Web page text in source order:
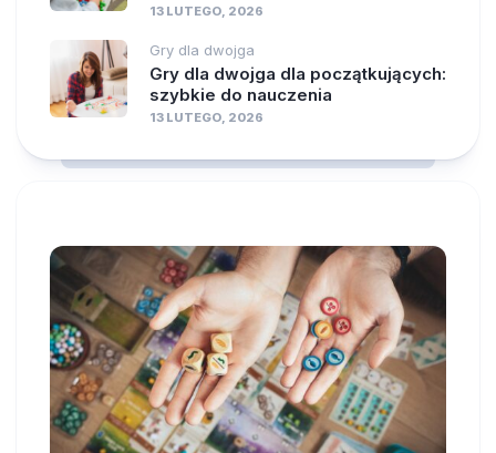
13 LUTEGO, 2026
Gry dla dwojga
Gry dla dwojga dla początkujących:
szybkie do nauczenia
13 LUTEGO, 2026